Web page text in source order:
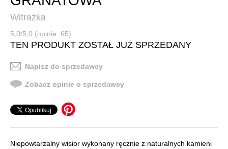
Witrażka
5,0/5,0 (opinie: 65)
TEN PRODUKT ZOSTAŁ JUŻ SPRZEDANY
Napisz do sprzedawcy
Zobacz opinie o sprzedawcy
Niepowtarzalny wisior wykonany ręcznie z naturalnych kamieni